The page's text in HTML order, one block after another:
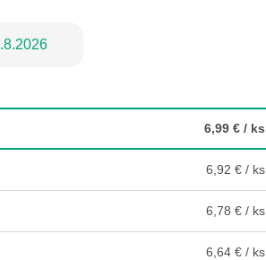
6,99 € / ks
6,92 € / ks
6,78 € / ks
6,64 € / ks